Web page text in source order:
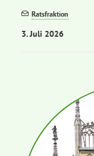
Ratsfraktion
3. Juli 2026